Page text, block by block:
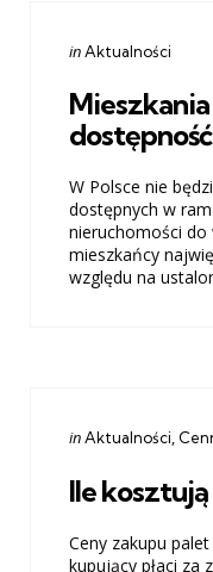
Categories
Posted
inAktualności
W Polsce nie
dostępnych w
nieruchomości do
mieszkańcy
względu na
Categories
Posted
inAktualności
Ile
Ceny zakupu
kupujący płaci za